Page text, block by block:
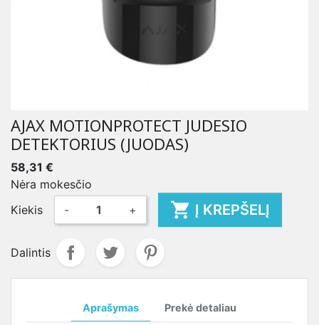
AJAX MOTIONPROTECT JUDESIO
DETEKTORIUS (JUODAS)
58,31 €
Nėra mokesčio
Kiekis
- +  Į KREPŠELĮ
Dalintis
Aprašymas Prekė detaliau